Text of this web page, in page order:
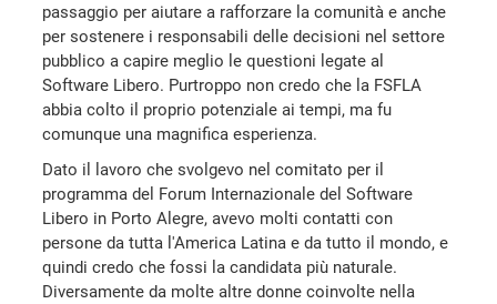
passaggio per aiutare a rafforzare la comunità e anche
per sostenere i responsabili delle decisioni nel settore
pubblico a capire meglio le questioni legate al
Software Libero. Purtroppo non credo che la FSFLA
abbia colto il proprio potenziale ai tempi, ma fu
comunque una magnifica esperienza.
Dato il lavoro che svolgevo nel comitato per il
programma del Forum Internazionale del Software
Libero in Porto Alegre, avevo molti contatti con
persone da tutta l'America Latina e da tutto il mondo, e
quindi credo che fossi la candidata più naturale.
Diversamente da molte altre donne coinvolte nella